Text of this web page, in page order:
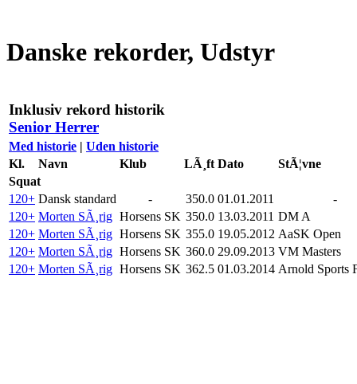
Danske rekorder, Udstyr
Inklusiv rekord historik
Senior Herrer
Med historie | Uden historie
Kl.
Navn Klub LÃ¸ft Dato
StÃ¦vne
Squat
120+ Dansk standard - 350.0 01.01.2011
-
120+ Morten SÃ¸rig Horsens SK 350.0 13.03.2011 DM A
120+ Morten SÃ¸rig Horsens SK 355.0 19.05.2012 AaSK Open
120+ Morten SÃ¸rig Horsens SK 360.0 29.09.2013 VM Masters
120+ Morten SÃ¸rig Horsens SK 362.5 01.03.2014 Arnold Sports